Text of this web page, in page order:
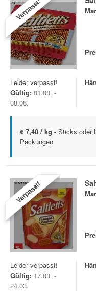
Verpasst!
Leider verpasst!
Gültig: 01.08. -
08.08.
€ 7,40 / kg - Sticks oder
Packungen
Verpasst!
Leider verpasst!
Gültig: 17.03. -
24.03.